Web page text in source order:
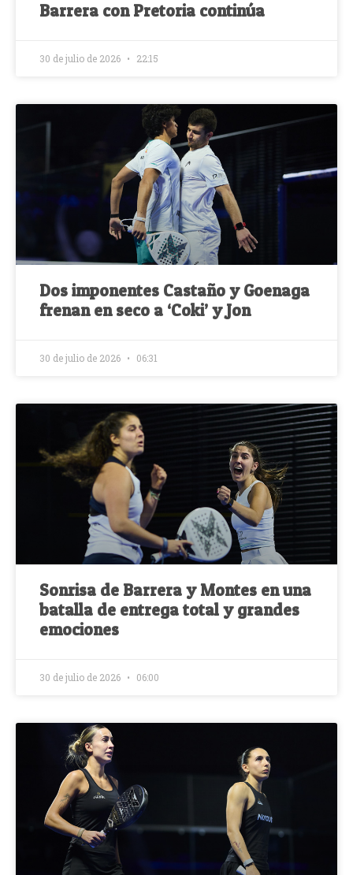
Barrera con Pretoria continúa
30 de julio de 2026 22:15
Dos imponentes Castaño y Goenaga
frenan en seco a ‘Coki’ y Jon
30 de julio de 2026 06:31
Sonrisa de Barrera y Montes en una
batalla de entrega total y grandes
emociones
30 de julio de 2026 06:00